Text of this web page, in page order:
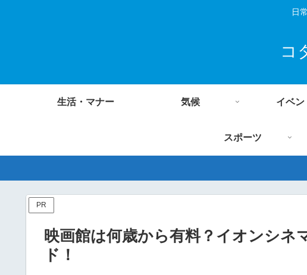
日
コ
生活・マナー 気候 イベン
スポーツ
PR
映画館は何歳から有料？イオンシネ
ド！